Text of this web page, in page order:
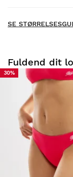
Prøv vores
Du har 30 dage
anmode om en
produkter for
Du kan nemt og
Siroko-konto.
Refusion via den
produkt -
SE
Fuldend dit
30%